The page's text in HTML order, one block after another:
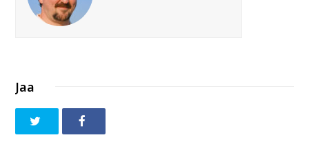
Jaa